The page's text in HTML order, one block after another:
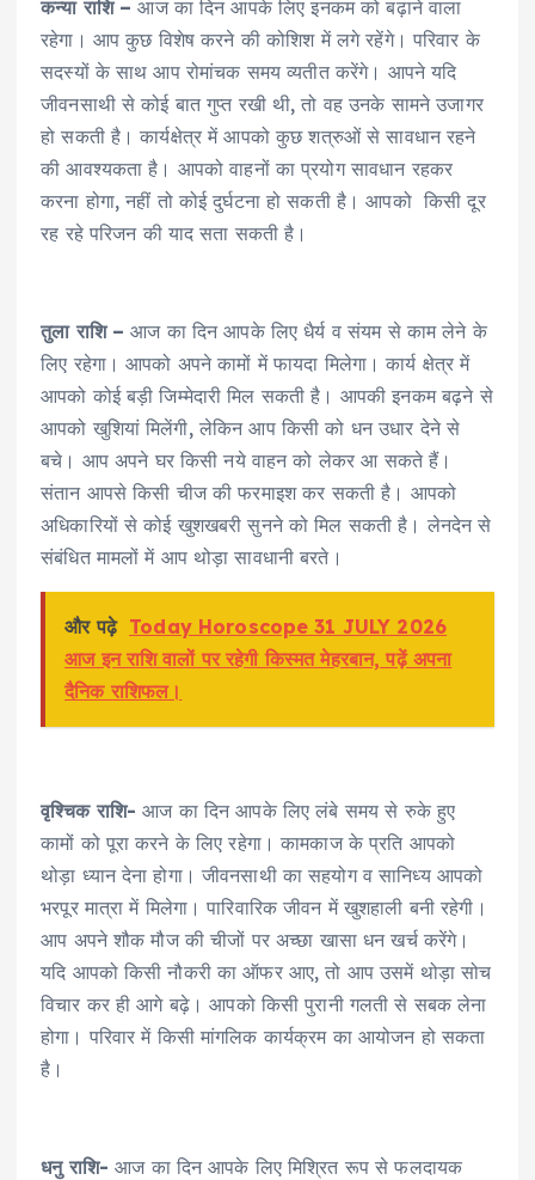
कन्या राशि –आज का दिन आपके लिए इनकम को बढ़ाने वाला
रहेगा। आप कुछ विशेष करने की कोशिश में लगे रहेंगे। परिवार के
सदस्यों के साथ आप रोमांचक समय व्यतीत करेंगे। आपने यदि
जीवनसाथी से कोई बात गुप्त रखी थी, तो वह उनके सामने उजागर
हो सकती है। कार्यक्षेत्र में आपको कुछ शत्रुओं से सावधान रहने
की आवश्यकता है। आपको वाहनों का प्रयोग सावधान रहकर
करना होगा, नहीं तो कोई दुर्घटना हो सकती है। आपको किसी दूर
रह रहे परिजन की याद सता सकती है।
तुला राशि –आज का दिन आपके लिए धैर्य व संयम से काम लेने के
लिए रहेगा। आपको अपने कामों में फायदा मिलेगा। कार्य क्षेत्र में
आपको कोई बड़ी जिम्मेदारी मिल सकती है। आपकी इनकम बढ़ने से
आपको खुशियां मिलेंगी, लेकिन आप किसी को धन उधार देने से
बचे। आप अपने घर किसी नये वाहन को लेकर आ सकते हैं।
संतान आपसे किसी चीज की फरमाइश कर सकती है। आपको
अधिकारियों से कोई खुशखबरी सुनने को मिल सकती है। लेनदेन से
संबंधित मामलों में आप थोड़ा सावधानी बरते।
और पढ़े Today Horoscope 31 JULY 2026
आज इन राशि वालों पर रहेगी किस्मत मेहरबान, पढ़ें अपना
दैनिक राशिफल।
वृश्चिक राशि-आज का दिन आपके लिए लंबे समय से रुके हुए
कामों को पूरा करने के लिए रहेगा। कामकाज के प्रति आपको
थोड़ा ध्यान देना होगा। जीवनसाथी का सहयोग व सानिध्य आपको
भरपूर मात्रा में मिलेगा। पारिवारिक जीवन में खुशहाली बनी रहेगी।
आप अपने शौक मौज की चीजों पर अच्छा खासा धन खर्च करेंगे।
यदि आपको किसी नौकरी का ऑफर आए, तो आप उसमें थोड़ा सोच
विचार कर ही आगे बढ़े। आपको किसी पुरानी गलती से सबक लेना
होगा। परिवार में किसी मांगलिक कार्यक्रम का आयोजन हो सकता
है।
धनु राशि-आज का दिन आपके लिए मिश्रित रूप से फलदायक